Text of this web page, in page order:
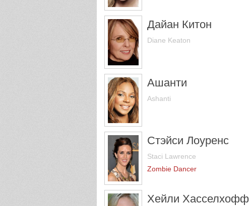
Дайан Китон
Diane Keaton
Ашанти
Ashanti
Стэйси Лоуренс
Staci Lawrence
Zombie Dancer
Хейли Хасселхофф